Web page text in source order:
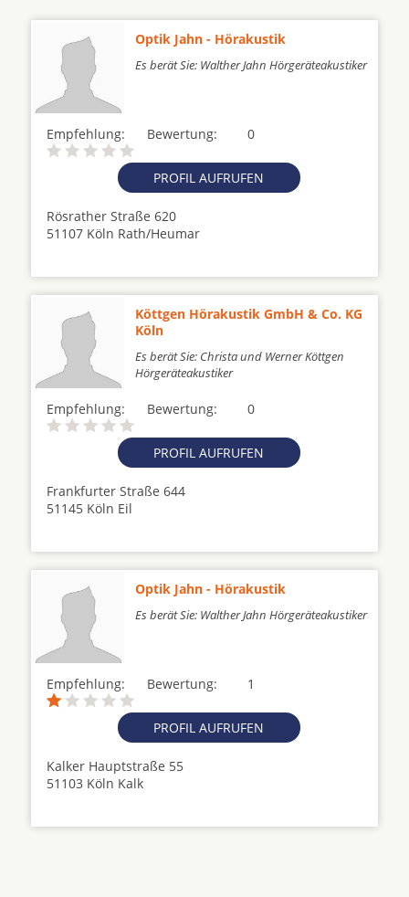
Optik Jahn - Hörakustik
Es berät Sie: Walther Jahn Hörgeräteakustiker
Empfehlung: 0
Bewertung:
PROFIL AUFRUFEN
Rösrather Straße 620
51107 Köln Rath/Heumar
Köttgen Hörakustik GmbH & Co. KG
Köln
Es berät Sie: Christa und Werner Köttgen
Hörgeräteakustiker
Empfehlung: 0
Bewertung:
PROFIL AUFRUFEN
Frankfurter Straße 644
51145 Köln Eil
Optik Jahn - Hörakustik
Es berät Sie: Walther Jahn Hörgeräteakustiker
Empfehlung: 1
Bewertung:
PROFIL AUFRUFEN
Kalker Hauptstraße 55
51103 Köln Kalk